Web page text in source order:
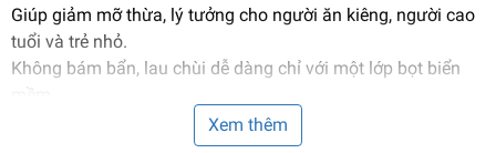
Giúp giảm mỡ thừa, lý tưởng cho người ăn kiêng, người cao
tuổi và trẻ nhỏ.
Không bám bẩn, lau chùi dễ dàng chỉ với một lớp bọt biển
mềm.
An toàn tuyệt đối với sức khỏe – không chứa chất độc hại.
THIẾT KẾ THỜI THƯỢNG – MÀU SẮC HOT TREND, NÂNG
Xem thêm